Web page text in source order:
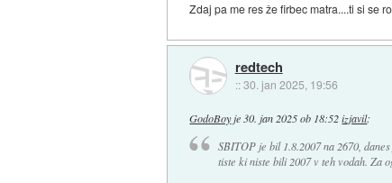
Zdaj pa me res že firbec matra....ti si se
redtech
::30. jan 2025, 19:56
GodoBoyje30. jan 2025 ob 18:52 izjavil:
SBITOP je bil 1.8.2007 na 2670,
tiste ki niste bili 2007 v teh vodah. Za